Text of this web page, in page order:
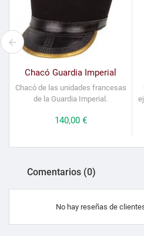
Chacó Guardia Imperial
Chacó de las unidades francesas
de la Guardia Imperial.
Precio
140,00 €
Comentarios (0)
No hay reseñas de